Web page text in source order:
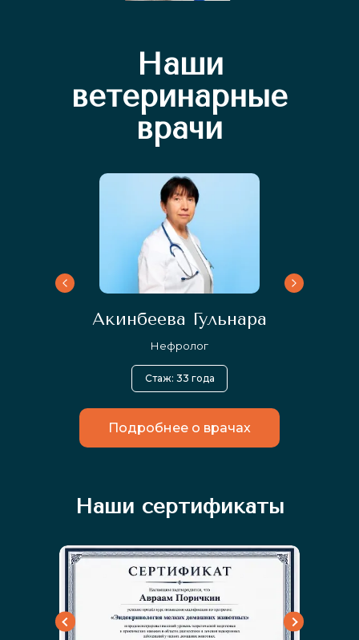
1
часов
: 5
минут
Наши
ветеринарные
врачи
Акинбеева Гульнара
Нефролог
Стаж: 33 года
Подробнее о врачах
Наши сертификаты